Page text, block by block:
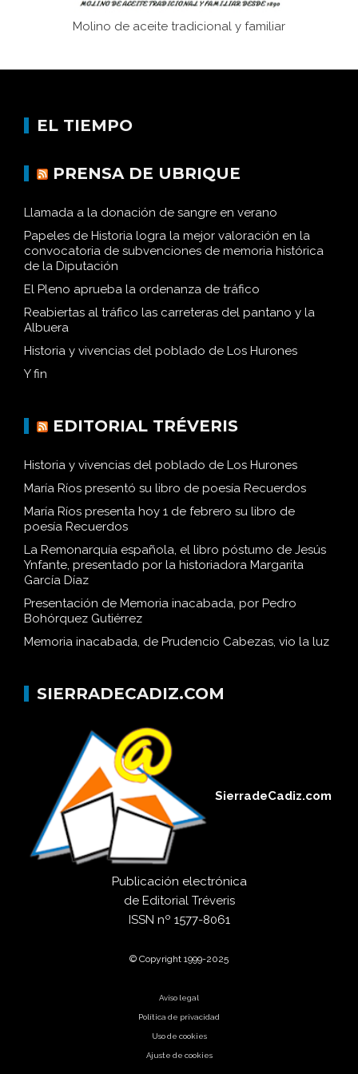
Molino de aceite tradicional y familiar
EL TIEMPO
PRENSA DE UBRIQUE
Llamada a la donación de sangre en verano
Papeles de Historia logra la mejor valoración en la
convocatoria de subvenciones de memoria histórica
de la Diputación
El Pleno aprueba la ordenanza de tráfico
Reabiertas al tráfico las carreteras del pantano y la
Albuera
Historia y vivencias del poblado de Los Hurones
Y fin
EDITORIAL TRÉVERIS
Historia y vivencias del poblado de Los Hurones
María Ríos presentó su libro de poesía Recuerdos
María Ríos presenta hoy 1 de febrero su libro de
poesía Recuerdos
La Remonarquía española, el libro póstumo de Jesús
Ynfante, presentado por la historiadora Margarita
García Díaz
Presentación de Memoria inacabada, por Pedro
Bohórquez Gutiérrez
Memoria inacabada, de Prudencio Cabezas, vio la luz
SIERRADECADIZ.COM
SierradeCadiz.com
Publicación electrónica
de Editorial Tréveris
ISSN nº 1577-8061
© Copyright 1999-2025
Aviso legal
Política de privacidad
Uso de cookies
Ajuste de cookies